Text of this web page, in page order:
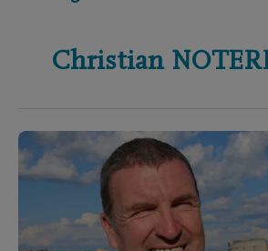
Christian